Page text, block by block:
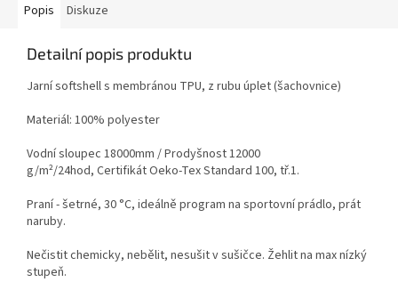
Popis Diskuze
Detailní popis produktu
Jarní softshell s membránou TPU, z rubu úplet (šachovnice)
Materiál: 100% polyester
Vodní sloupec 18000mm / Prodyšnost 12000
g/m²/24hod, Certifikát Oeko-Tex Standard 100, tř.1.
Praní - šetrné, 30 °C, ideálně program na sportovní prádlo, prát
naruby.
Nečistit chemicky, nebělit, nesušit v sušičce. Žehlit na max nízký
stupeň.